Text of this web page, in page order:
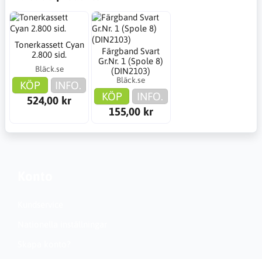
Tonerkassett Cyan
2.800 sid.
Bläck.se
KÖP
INFO.
524,00 kr
Färgband Svart
Gr.Nr. 1 (Spole 8)
(DIN2103)
Bläck.se
KÖP
INFO.
155,00 kr